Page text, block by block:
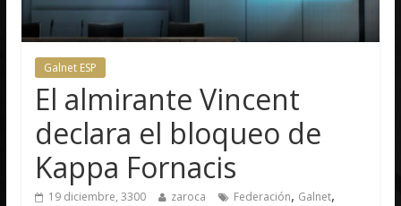
Galnet ESP
El almirante Vincent
declara el bloqueo de
Kappa Fornacis
19 diciembre, 3300 zaroca Federación, Galnet,